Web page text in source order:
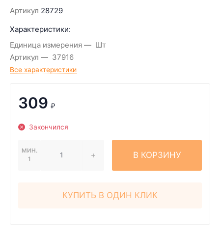
Артикул 28729
Характеристики:
Единица измерения
Шт
Артикул
37916
Все характеристики
309 ₽
Закончился
МИН.
1
В КОРЗИНУ
КУПИТЬ В ОДИН КЛИК